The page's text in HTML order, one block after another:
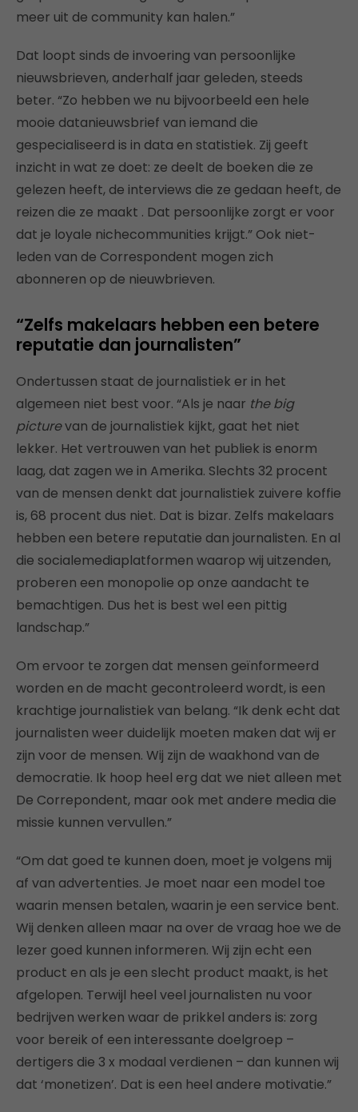
meer uit de community kan halen.”
Dat loopt sinds de invoering van persoonlijke
nieuwsbrieven, anderhalf jaar geleden, steeds
beter. “Zo hebben we nu bijvoorbeeld een hele
mooie datanieuwsbrief van iemand die
gespecialiseerd is in data en statistiek. Zij geeft
inzicht in wat ze doet: ze deelt de boeken die ze
gelezen heeft, de interviews die ze gedaan heeft, de
reizen die ze maakt . Dat persoonlijke zorgt er voor
dat je loyale nichecommunities krijgt.” Ook niet-
leden van de Correspondent mogen zich
abonneren op de nieuwbrieven.
“Zelfs makelaars hebben een betere
reputatie dan journalisten”
Ondertussen staat de journalistiek er in het
algemeen niet best voor. “Als je naar the big
picturevan de journalistiek kijkt, gaat het niet
lekker. Het vertrouwen van het publiek is enorm
laag, dat zagen we in Amerika. Slechts 32 procent
van de mensen denkt dat journalistiek zuivere koffie
is, 68 procent dus niet. Dat is bizar. Zelfs makelaars
hebben een betere reputatie dan journalisten. En al
die socialemediaplatformen waarop wij uitzenden,
proberen een monopolie op onze aandacht te
bemachtigen. Dus het is best wel een pittig
landschap.”
Om ervoor te zorgen dat mensen geïnformeerd
worden en de macht gecontroleerd wordt, is een
krachtige journalistiek van belang. “Ik denk echt dat
journalisten weer duidelijk moeten maken dat wij er
zijn voor de mensen. Wij zijn de waakhond van de
democratie. Ik hoop heel erg dat we niet alleen met
De Correpondent, maar ook met andere media die
missie kunnen vervullen.”
“Om dat goed te kunnen doen, moet je volgens mij
af van advertenties. Je moet naar een model toe
waarin mensen betalen, waarin je een service bent.
Wij denken alleen maar na over de vraag hoe we de
lezer goed kunnen informeren. Wij zijn echt een
product en als je een slecht product maakt, is het
afgelopen. Terwijl heel veel journalisten nu voor
bedrijven werken waar de prikkel anders is: zorg
voor bereik of een interessante doelgroep –
dertigers die 3 x modaal verdienen – dan kunnen wij
dat ‘monetizen’. Dat is een heel andere motivatie.”